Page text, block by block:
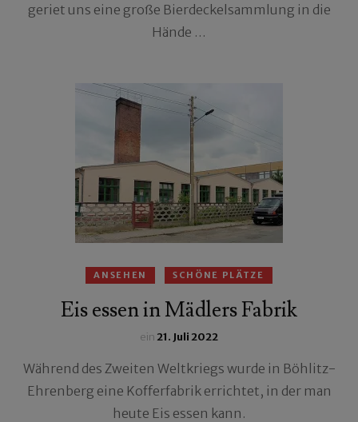
geriet uns eine große Bierdeckelsammlung in die
Hände …
ANSEHEN SCHÖNE PLÄTZE
Eis essen in Mädlers Fabrik
ein21. Juli 2022
Während des Zweiten Weltkriegs wurde in Böhlitz-
Ehrenberg eine Kofferfabrik errichtet, in der man
heute Eis essen kann.